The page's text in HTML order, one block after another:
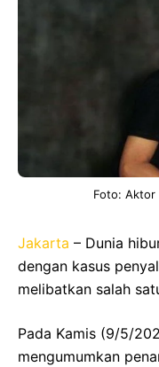
Foto: Aktor
Jakarta – Dunia
dengan kasus
melibatkan salah
Pada Kamis (9/5/
mengumumkan